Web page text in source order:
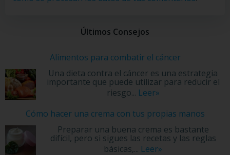
Últimos Consejos
Alimentos para combatir el cáncer
Una dieta contra el cáncer es una estrategia
importante que puede utilizar para reducir el
riesgo... Leer»
Cómo hacer una crema con tus propias manos
Preparar una buena crema es bastante
difícil, pero si sigues las recetas y las reglas
básicas,... Leer»